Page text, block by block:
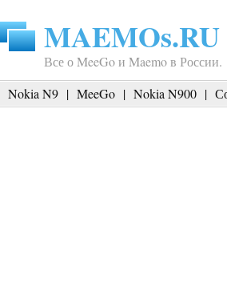
MAEMOs.RU
Все о MeeGo и Maemo в России.
Nokia N9 | MeeGo | Nokia N900 |